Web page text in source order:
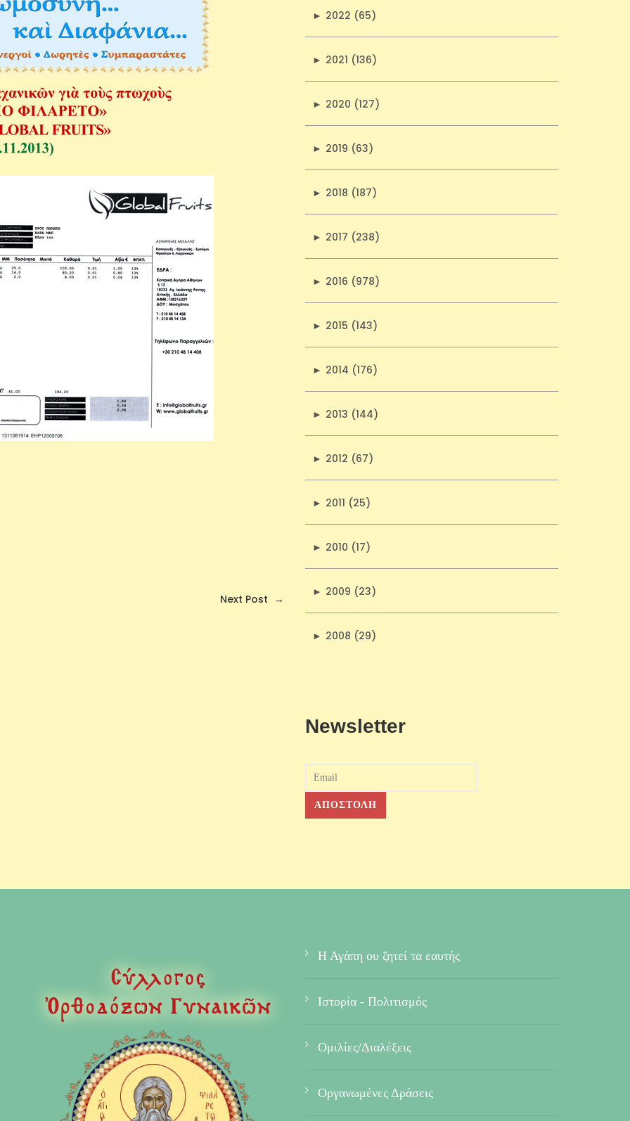
Next Post →
► 2022 (65)
► 2021 (136)
► 2020 (127)
► 2019 (63)
► 2018 (187)
► 2017 (238)
► 2016 (978)
► 2015 (143)
► 2014 (176)
► 2013 (144)
► 2012 (67)
► 2011 (25)
► 2010 (17)
► 2009 (23)
► 2008 (29)
Newsletter
Η Αγάπη ου ζητεί τα εαυτής
Ιστορία - Πολιτισμός
Ομιλίες/Διαλέξεις
Οργανωμένες Δράσεις